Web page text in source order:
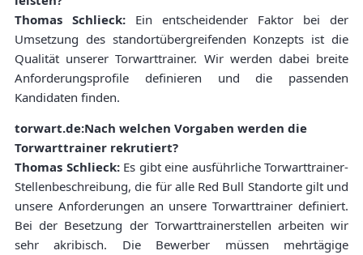
Thomas Schlieck: Ein entscheidender Faktor bei der
Umsetzung des standortübergreifenden Konzepts ist die
Qualität unserer Torwarttrainer. Wir werden dabei breite
Anforderungsprofile definieren und die passenden
Kandidaten finden.
torwart.de:Nach welchen Vorgaben werden die
Torwarttrainer rekrutiert?
Thomas Schlieck:Es gibt eine ausführliche Torwarttrainer-
Stellenbeschreibung, die für alle Red Bull Standorte gilt und
unsere Anforderungen an unsere Torwarttrainer definiert.
Bei der Besetzung der Torwarttrainerstellen arbeiten wir
sehr akribisch. Die Bewerber müssen mehrtägige